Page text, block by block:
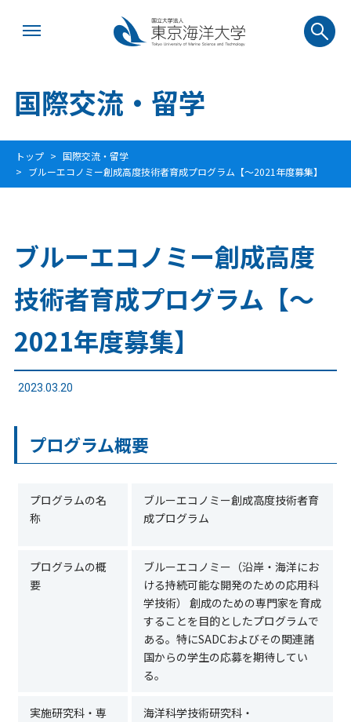
国際交流・留学
トップ
国際交流・留学
ブルーエコノミー創成高度技術者育成プログラム【～2021年度募集】
ブルーエコノミー創成高度
技術者育成プログラム【～
2021年度募集】
2023.03.20
プログラム概要
プログラムの名
称
ブルーエコノミー創成高度技術者育
成プログラム
プログラムの概
要
ブルーエコノミー（沿岸・海洋にお
ける持続可能な開発のための応用科
学技術） 創成のための専門家を育成
することを目的としたプログラムで
ある。特にSADCおよびその関連諸
国からの学生の応募を期待してい
る。
実施研究科・専
海洋科学技術研究科・